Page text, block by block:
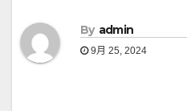
By admin
9月 25, 2024